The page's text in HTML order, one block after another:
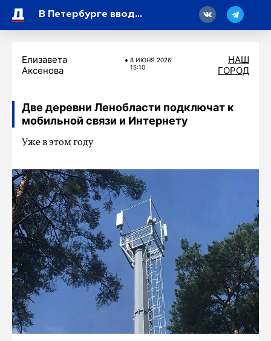
В Петербурге вводят ограничения движения из-за подготовки и проведения «Алых парусов»
Елизавета
Аксенова
8 ИЮНЯ 2026
15:10
НАШ
ГОРОД
Две деревни Ленобласти подключат к
мобильной связи и Интернету
Уже в этом году